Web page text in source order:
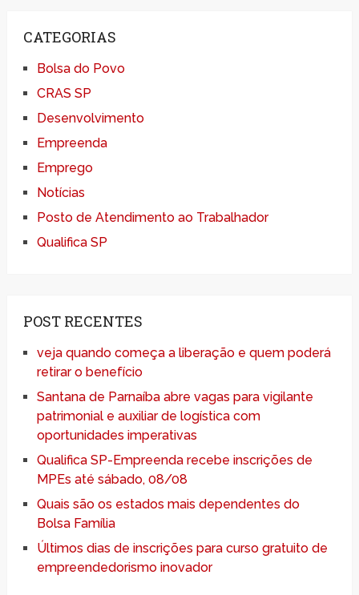
CATEGORIAS
Bolsa do Povo
CRAS SP
Desenvolvimento
Empreenda
Emprego
Notícias
Posto de Atendimento ao Trabalhador
Qualifica SP
POST RECENTES
veja quando começa a liberação e quem poderá
retirar o benefício
Santana de Parnaíba abre vagas para vigilante
patrimonial e auxiliar de logística com
oportunidades imperativas
Qualifica SP-Empreenda recebe inscrições de
MPEs até sábado, 08/08
Quais são os estados mais dependentes do
Bolsa Família
Últimos dias de inscrições para curso gratuito de
empreendedorismo inovador